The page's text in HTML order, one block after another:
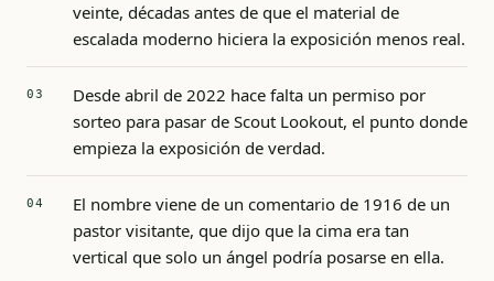
veinte, décadas antes de que el material de
escalada moderno hiciera la exposición menos real.
Desde abril de 2022 hace falta un permiso por
sorteo para pasar de Scout Lookout, el punto donde
empieza la exposición de verdad.
El nombre viene de un comentario de 1916 de un
pastor visitante, que dijo que la cima era tan
vertical que solo un ángel podría posarse en ella.